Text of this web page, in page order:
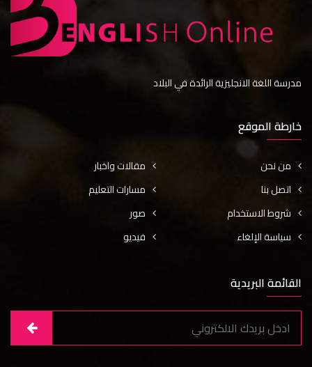
مدرسة اللغة الانجليزية الرائدة في البلاد
خارطة الموقع
من نحن
اتصل بنا
شروط الاستخدام
سياسة الإلغاء
مقالات واخبار
مسارات التعليم
صور
فيديو
القائمة البريدية